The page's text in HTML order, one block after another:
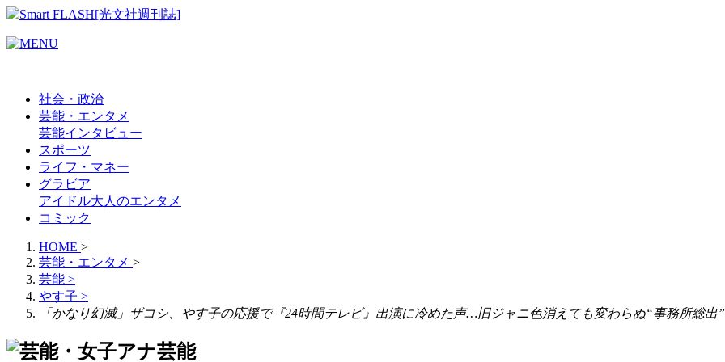
社会・政治
芸能・エンタメ
芸能インタビュー
スポーツ
ライフ・マネー
グラビア
アイドル大人のエンタメ
コミック
HOME >
芸能・エンタメ >
芸能 >
やす子 >
「かなり幻滅」ザコシ、やす子の応援で『24時間テレビ』出演に冷めた声…旧ジャニ色消えても変わらぬ“事務所総出
芸能